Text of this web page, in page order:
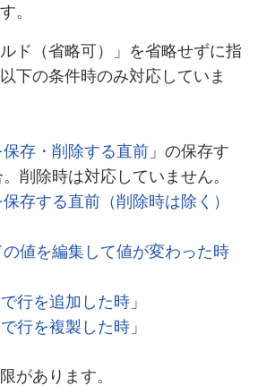
。
ド（省略可）」を省略せずに指
下の条件時のみ対応していま
存・削除する直前 」の保存す
削除時は対応していません。
存する直前（削除時は除く）
値を編集して値が変わった時
行を追加した時 」
行を複製した時 」
があります。